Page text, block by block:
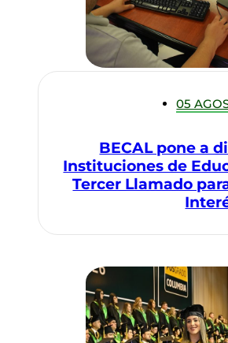
05
BECAL pone a
Instituciones de
Tercer Llamado